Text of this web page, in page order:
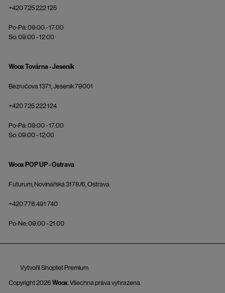
+420 725 222 125
Po-Pá: 09:00 - 17:00
So: 09:00 - 12:00
Woox Továrna - Jeseník
Bezručova 1371, Jeseník 79001
+420 725 222 124
Po-Pá: 09:00 - 17:00
So: 09:00 - 12:00
Woox POP UP - Ostrava
Futurum, Novinářská 3178/6, Ostrava
+420 778 491 740
Po-Ne: 09:00 - 21:00
Vytvořil Shoptet Premium
Copyright 2026 Woox . Všechna práva vyhrazena.